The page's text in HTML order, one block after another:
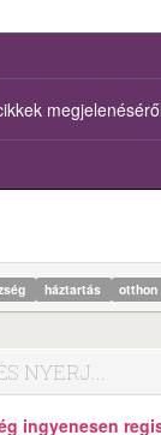
háztartás otthon
NYERJ...
ingyenesen